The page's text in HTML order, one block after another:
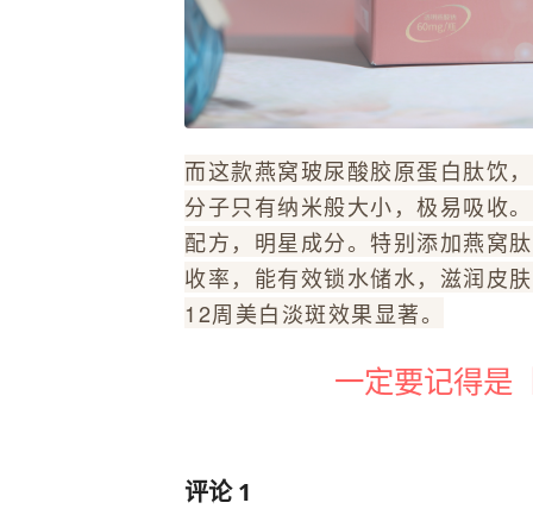
而这款燕窝玻尿酸胶原蛋白肽饮
分子只有纳米般大小，极易吸收
配方，明星成分。特别添加燕窝
收率，能有效锁水储水，滋润皮
12周美白淡斑效果显著。
一定要记得是
评论1